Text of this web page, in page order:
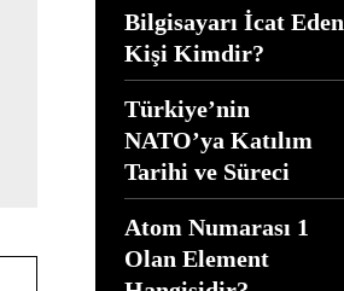
Bilgisayarı İcat Eden
Kişi Kimdir?
Türkiye’nin
NATO’ya Katılım
Tarihi ve Süreci
Atom Numarası 1
Olan Element